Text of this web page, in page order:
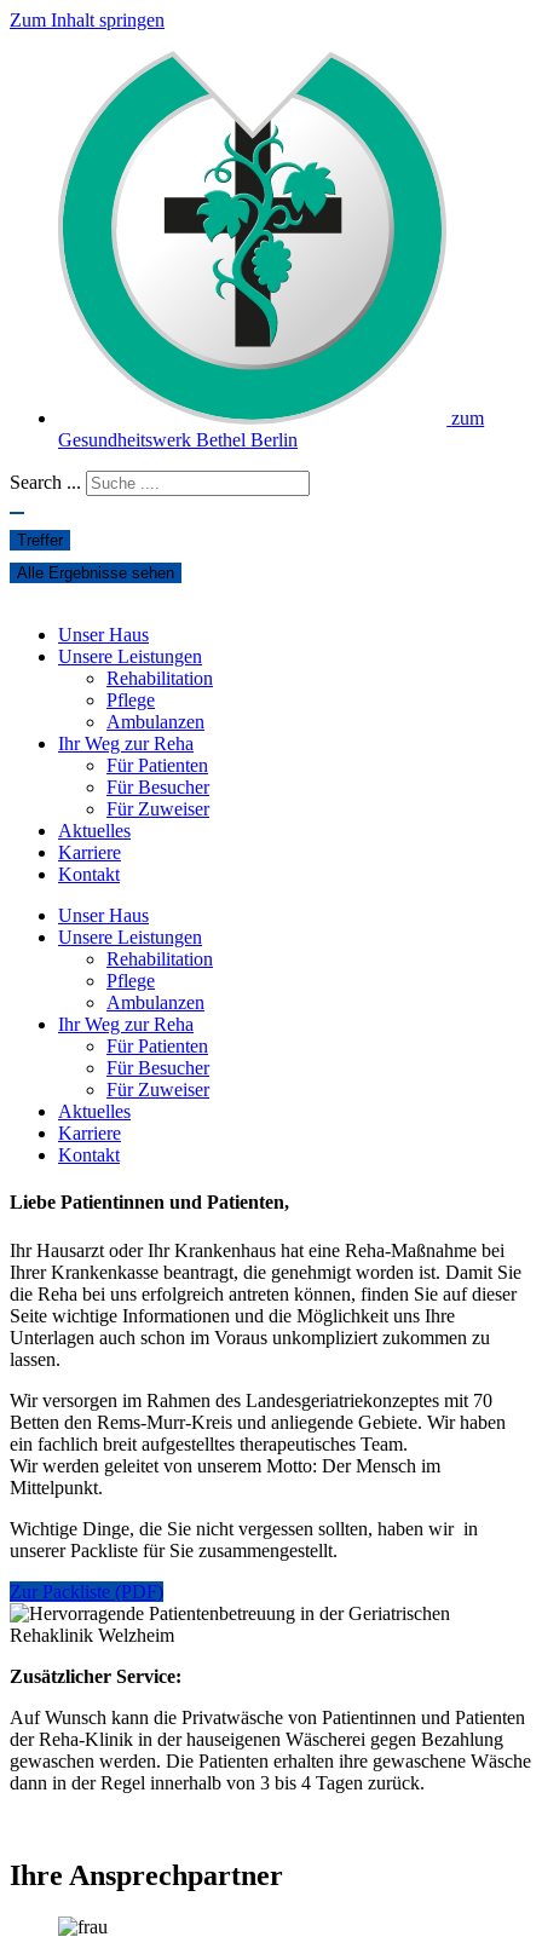
Zum Inhalt springen
zum
Gesundheitswerk Bethel Berlin
Search ...
Treffer
Alle Ergebnisse sehen
Unser Haus
Unsere Leistungen
Rehabilitation
Pflege
Ambulanzen
Ihr Weg zur Reha
Für Patienten
Für Besucher
Für Zuweiser
Aktuelles
Karriere
Kontakt
Unser Haus
Unsere Leistungen
Rehabilitation
Pflege
Ambulanzen
Ihr Weg zur Reha
Für Patienten
Für Besucher
Für Zuweiser
Aktuelles
Karriere
Kontakt
Liebe Patientinnen und Patienten,
Ihr Hausarzt oder Ihr Krankenhaus hat eine Reha-Maßnahme bei
Ihrer Krankenkasse beantragt, die genehmigt worden ist. Damit Sie
die Reha bei uns erfolgreich antreten können, finden Sie auf dieser
Seite wichtige Informationen und die Möglichkeit uns Ihre
Unterlagen auch schon im Voraus unkompliziert zukommen zu
lassen.
Wir versorgen im Rahmen des Landesgeriatriekonzeptes mit 70
Betten den Rems-Murr-Kreis und anliegende Gebiete. Wir haben
ein fachlich breit aufgestelltes therapeutisches Team.
Wir werden geleitet von unserem Motto: Der Mensch im
Mittelpunkt.
Wichtige Dinge, die Sie nicht vergessen sollten, haben wir in
unserer Packliste für Sie zusammengestellt.
Zur Packliste (PDF)
Zusätzlicher Service:
Auf Wunsch kann die Privatwäsche von Patientinnen und Patienten
der Reha-Klinik in der hauseigenen Wäscherei gegen Bezahlung
gewaschen werden. Die Patienten erhalten ihre gewaschene Wäsche
dann in der Regel innerhalb von 3 bis 4 Tagen zurück.
Ihre Ansprechpartner